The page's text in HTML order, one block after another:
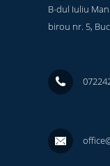
B-dul Iuliu
birou nr. 5,